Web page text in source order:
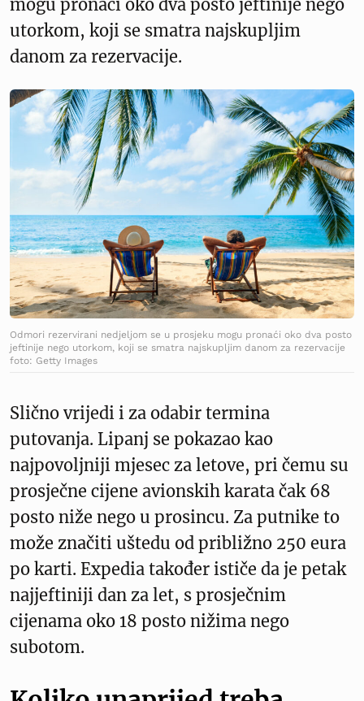
mogu pronaći oko dva posto jeftinije nego
utorkom, koji se smatra najskupljim
danom za rezervacije.
Odmori rezervirani nedjeljom se u prosjeku mogu pronaći oko dva posto
jeftinije nego utorkom, koji se smatra najskupljim danom za rezervacije
foto: Getty Images
Slično vrijedi i za odabir termina
putovanja. Lipanj se pokazao kao
najpovoljniji mjesec za letove, pri čemu su
prosječne cijene avionskih karata čak 68
posto niže nego u prosincu. Za putnike to
može značiti uštedu od približno 250 eura
po karti. Expedia također ističe da je petak
najjeftiniji dan za let, s prosječnim
cijenama oko 18 posto nižima nego
subotom.